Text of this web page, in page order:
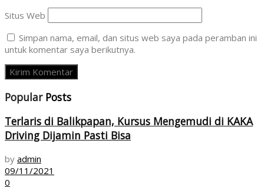
Situs Web
Simpan nama, email, dan situs web saya pada peramban ini
untuk komentar saya berikutnya.
Popular Posts
Terlaris di Balikpapan, Kursus Mengemudi di KAKA
Driving Dijamin Pasti Bisa
by admin
09/11/2021
0